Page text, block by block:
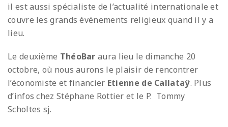
il est aussi spécialiste de l’actualité internationale et
couvre les grands événements religieux quand il y a
lieu.
Le deuxième ThéoBar aura lieu le dimanche 20
octobre, où nous aurons le plaisir de rencontrer
l’économiste et financier Etienne de Callataÿ. Plus
d’infos chez Stéphane Rottier et le P. Tommy
Scholtes sj.